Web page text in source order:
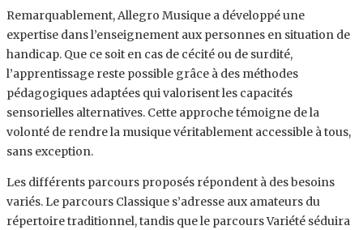
Remarquablement, Allegro Musique a développé une
expertise dans l’enseignement aux personnes en situation de
handicap. Que ce soit en cas de cécité ou de surdité,
l’apprentissage reste possible grâce à des méthodes
pédagogiques adaptées qui valorisent les capacités
sensorielles alternatives. Cette approche témoigne de la
volonté de rendre la musique véritablement accessible à tous,
sans exception.
Les différents parcours proposés répondent à des besoins
variés. Le parcours Classique s’adresse aux amateurs du
répertoire traditionnel, tandis que le parcours Variété séduira